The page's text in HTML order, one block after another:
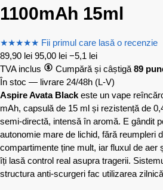
1100mAh 15ml
★★★★★ Fii primul care lasă o recenzie
89,90 lei 95,00 lei −5,1 lei
TVA inclus
Cumpără și câștigă 89
În stoc — livrare 24/48h (L-V)
Aspire Avata Black este un vape
mAh, capsulă de 15 ml și rezistență de
semi-directă, intensă în aromă. E gândit
autonomie mare de lichid, fără reumpleri
compartimente ține mult, iar fluxul de aer
îți lasă control real asupra tragerii.
structura anti-scurgeri fac utilizarea